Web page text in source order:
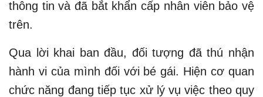
thông tin và đã bắt khẩn cấp nhân viên bảo vệ
trên.
Qua lời khai ban đầu, đối tượng đã thú nhận
hành vi của mình đối với bé gái. Hiện cơ quan
chức năng đang tiếp tục xử lý vụ việc theo quy